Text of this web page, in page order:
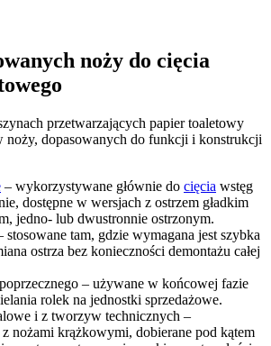
noży do cięcia
przetwarzających papier toaletowy
dopasowanych do funkcji i konstrukcji
– wykorzystywane głównie do cięcia wstęg
dostępne w wersjach z ostrzem gładkim
jedno- lub dwustronnie ostrzonym.
stosowane tam, gdzie wymagana jest szybka
ostrza bez konieczności demontażu całej
– używane w końcowej fazie
rolek na jednostki sprzedażowe.
i z tworzyw technicznych –
z nożami krążkowymi, dobierane pod kątem